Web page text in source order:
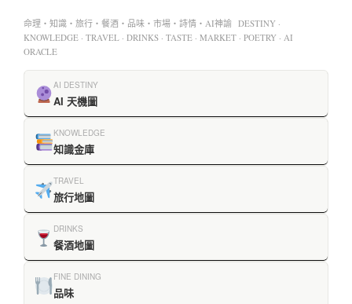
命理・知識・旅行・餐酒・品味・市場・詩情・AI神諭 DESTINY ·
KNOWLEDGE · TRAVEL · DRINKS · TASTE · MARKET · POETRY · AI
ORACLE
AI DESTINY
AI 天機圖
KNOWLEDGE
知識金庫
TRAVEL
旅行地圖
DRINKS
餐酒地圖
FINE DINING
品味